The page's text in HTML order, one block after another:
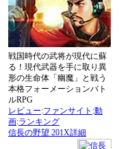
戦国時代の武将が現代に蘇
る！現代武器を手に取り異
形の生命体「幽魔」と戦う
本格フォーメーションバト
ルRPG
レビュー:ファンサイト :動
画:ランキング
信長の野望 201X詳細